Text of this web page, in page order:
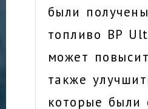
были
топливо BP
может
также
которые были